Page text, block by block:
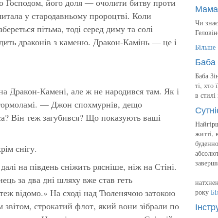
у стародавньому пророцтві. Коли
пітьма, тоді серед диму та солі
драконів з каменю. Дракон-Камінь — це і
Дракон-Камені, але ж не народився там. Як і
— Джон спохмурнів, дещо
теж загубився? Що показують ваші
снігу.
на південь сніжить рясніше, ніж на Стіні.
за два дні шляху вже став геть
відомо.» На сході над Тюленячою затокою
звітом, строкатий флот, який вони зібрали по
Чи
Більше
Баба
Баба
ті, хто
в
житті,
року